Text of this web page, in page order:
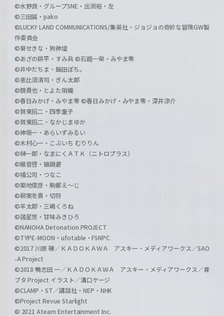
©水野良・グループSNE・出渕裕・左
©三田誠・pako
©LUCKY LAND COMMUNICATIONS/集英社・ジョジョの奇妙な冒険GW製
作委員会
©葵せきな・狗神煌
©あざの耕平・すみ兵 ©石踏一榮・みやま零
©井中だちま・飯田ぽち。
©恵比須清司・ぎん太郎
©鏡貴也・とよた瑣織
©春日みかげ・みやま零 ©春日みかげ・みやま零・深井涼介
©賀東招二・四季童子
©賀東招二・なかじまゆか
©神坂一・あらいずみるい
©木村心一・こぶいち むりりん
©榊一郎・なまにくＡＴＫ（ニトロプラス）
©細音啓・猫鍋蒼
©橘公司・つなこ
©築地俊彦・駒都え～じ
©柳実冬貴・切符
©羊太郎・三嶋くろね
©諸星悠・甘味みきひろ
©NANOHA Detonation PROJECT
©TYPE-MOON・ufotable・FSNPC
©2017 川原 礫／ＫＡＤＯＫＡＷＡ アスキー・メディアワークス／SAO
-A Project
©2018 鴨志田 一／ＫＡＤＯＫＡＷＡ アスキー・メディアワークス／青
ブタ Project イラスト／溝口ケージ
©CLAMP・ST／講談社・NEP・NHK
©Project Revue Starlight
© 2021 Ateam Entertainment Inc.